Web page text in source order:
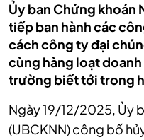
Ủy ban Chứng khoán
tiếp ban hành các
cách công ty đại
cùng hàng loạt
trường biết tới trong
Ngày 19/12/2025, Ủy
(UBCKNN) công bố